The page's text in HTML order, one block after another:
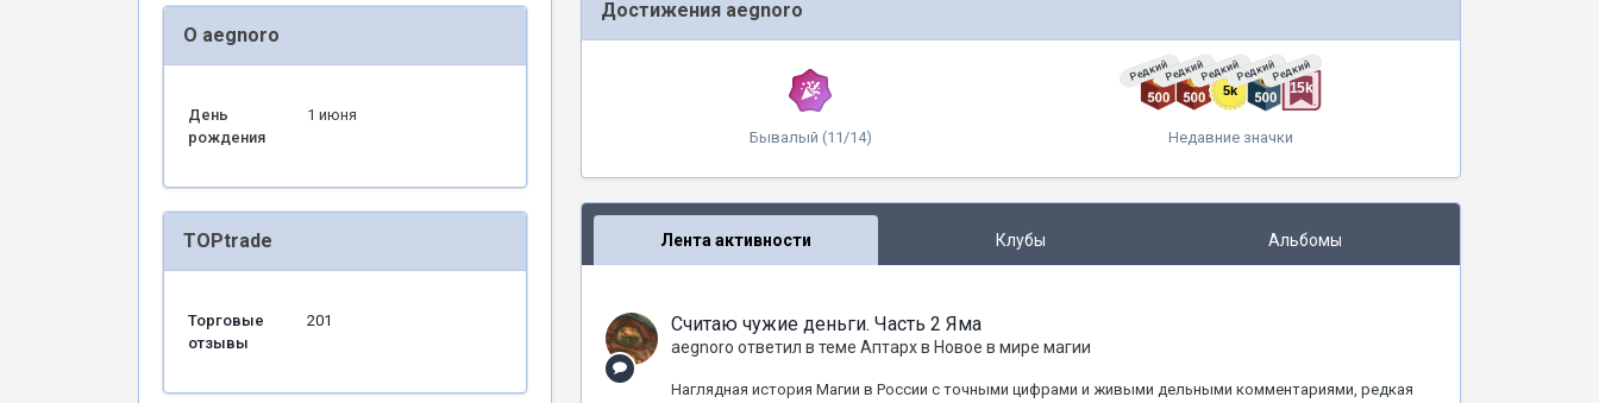
О aegnoro
День
рождения
1 июня
TOPtrade
Торговые
отзывы
201
Достижения aegnoro
Бывалый (11/14)
РедкийРедкийРедкийРедкийРедкий
Недавние значки
Лента активности Клубы Альбомы
Считаю чужие деньги. Часть 2 Яма
aegnoro ответил в теме Аптархв Новое в мире магии
Наглядная история Магии в России с точными цифрами и живыми дельными комментариями, редкая